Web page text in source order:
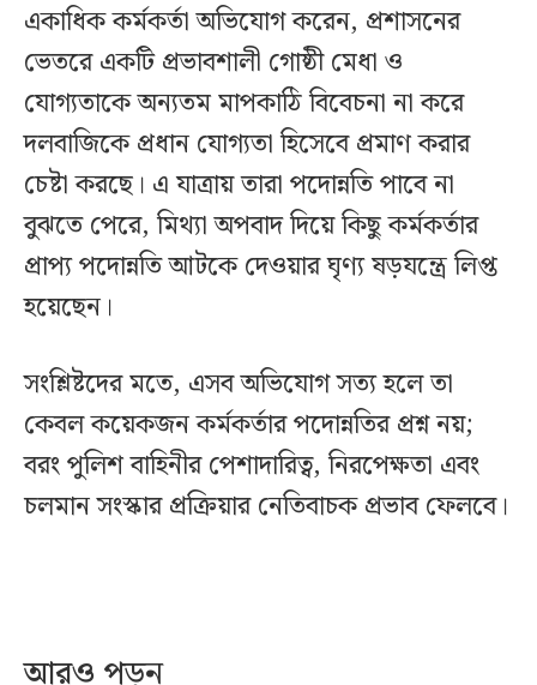
একাধিক কর্মকর্তা অভিযোগ করেন, প্রশাসনের
ভেতরে একটি প্রভাবশালী গোষ্ঠী মেধা ও
যোগ্যতাকে অন্যতম মাপকাঠি বিবেচনা না করে
দলবাজিকে প্রধান যোগ্যতা হিসেবে প্রমাণ করার
চেষ্টা করছে। এ যাত্রায় তারা পদোন্নতি পাবে না
বুঝতে পেরে, মিথ্যা অপবাদ দিয়ে কিছু কর্মকর্তার
প্রাপ্য পদোন্নতি আটকে দেওয়ার ঘৃণ্য ষড়যন্ত্রে লিপ্ত
হয়েছেন।
সংশ্লিষ্টদের মতে, এসব অভিযোগ সত্য হলে তা
কেবল কয়েকজন কর্মকর্তার পদোন্নতির প্রশ্ন নয়;
বরং পুলিশ বাহিনীর পেশাদারিত্ব, নিরপেক্ষতা এবং
চলমান সংস্কার প্রক্রিয়ার নেতিবাচক প্রভাব ফেলবে।